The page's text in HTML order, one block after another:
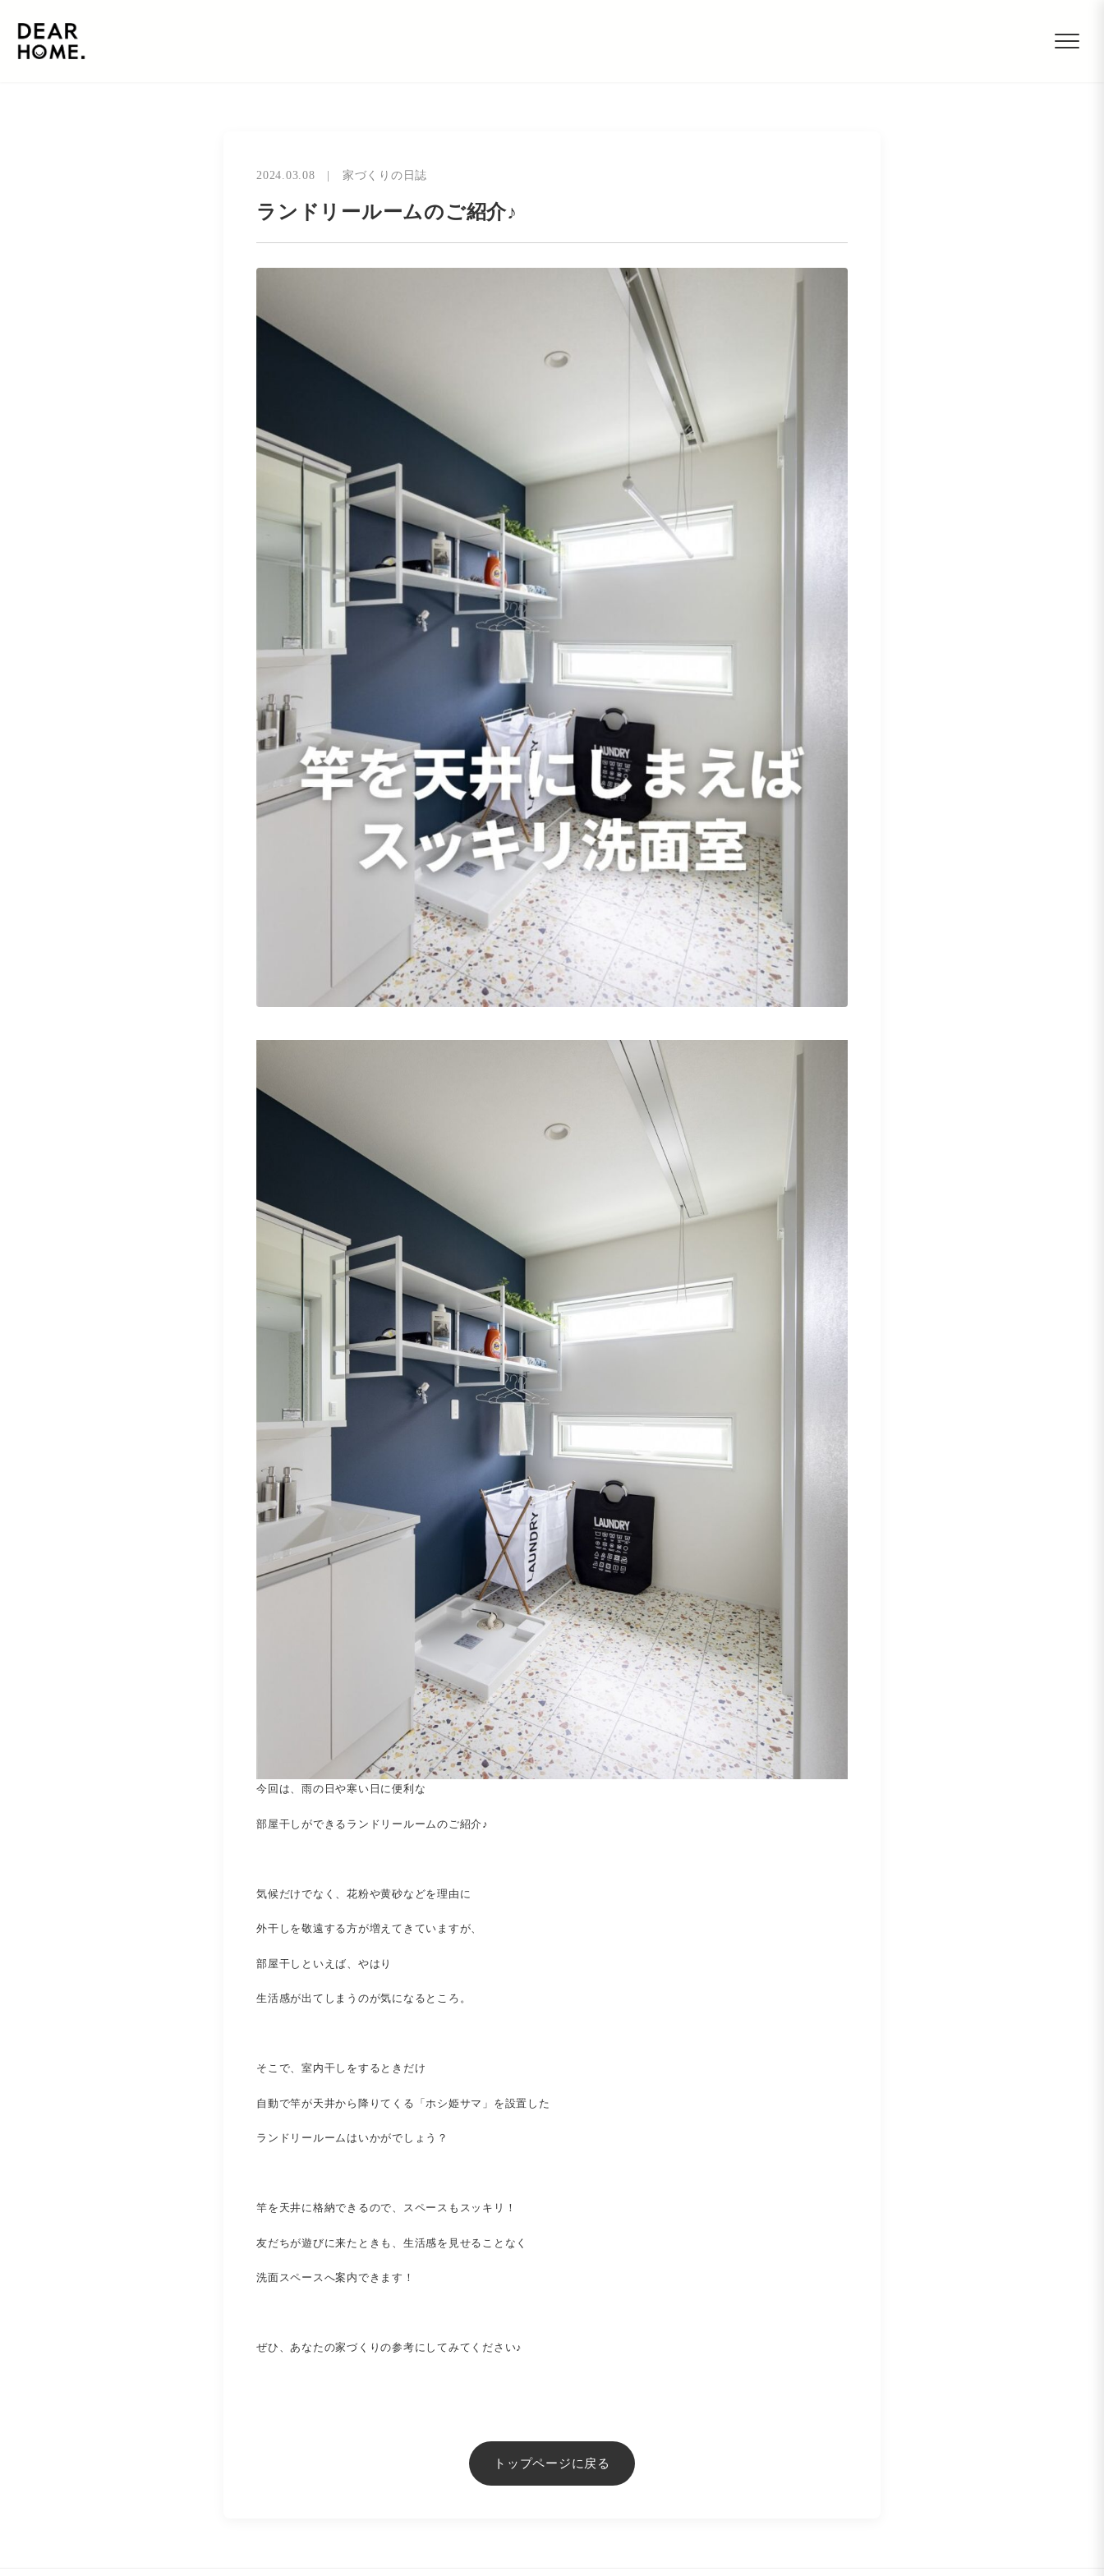
2024.03.08 家づくりの日誌
ランドリールームのご紹介♪
今回は、雨の日や寒い日に便利な
部屋干しができるランドリールームのご紹介♪
気候だけでなく、花粉や黄砂などを理由に
外干しを敬遠する方が増えてきていますが、
部屋干しといえば、やはり
生活感が出てしまうのが気になるところ。
そこで、室内干しをするときだけ
自動で竿が天井から降りてくる「ホシ姫サマ」を設置した
ランドリールームはいかがでしょう？
竿を天井に格納できるので、スペースもスッキリ！
友だちが遊びに来たときも、生活感を見せることなく
洗面スペースへ案内できます！
ぜひ、あなたの家づくりの参考にしてみてください♪
トップページに戻る